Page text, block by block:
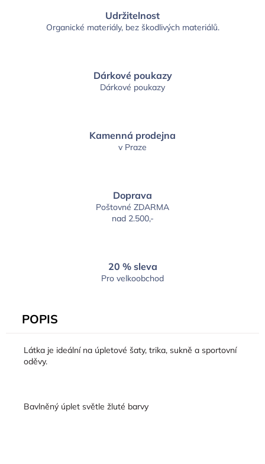
Udržitelnost
Organické materiály, bez škodlivých materiálů.
Dárkové poukazy
Dárkové poukazy
Kamenná prodejna
v Praze
Doprava
Poštovné ZDARMA
nad 2.500,-
20 % sleva
Pro velkoobchod
POPIS
Látka je ideální na úpletové šaty, trika, sukně a sportovní
oděvy.
Bavlněný úplet světle žluté barvy